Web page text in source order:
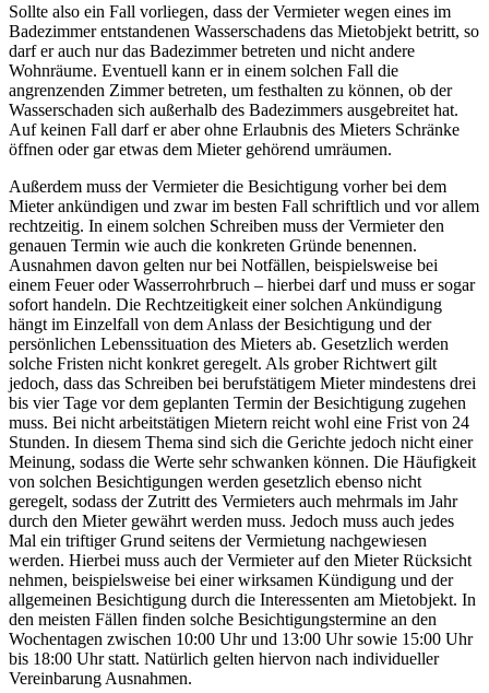
Sollte also ein Fall vorliegen, dass der Vermieter wegen eines im
Badezimmer entstandenen Wasserschadens das Mietobjekt betritt, so
darf er auch nur das Badezimmer betreten und nicht andere
Wohnräume. Eventuell kann er in einem solchen Fall die
angrenzenden Zimmer betreten, um festhalten zu können, ob der
Wasserschaden sich außerhalb des Badezimmers ausgebreitet hat.
Auf keinen Fall darf er aber ohne Erlaubnis des Mieters Schränke
öffnen oder gar etwas dem Mieter gehörend umräumen.
Außerdem muss der Vermieter die Besichtigung vorher bei dem
Mieter ankündigen und zwar im besten Fall schriftlich und vor allem
rechtzeitig. In einem solchen Schreiben muss der Vermieter den
genauen Termin wie auch die konkreten Gründe benennen.
Ausnahmen davon gelten nur bei Notfällen, beispielsweise bei
einem Feuer oder Wasserrohrbruch – hierbei darf und muss er sogar
sofort handeln. Die Rechtzeitigkeit einer solchen Ankündigung
hängt im Einzelfall von dem Anlass der Besichtigung und der
persönlichen Lebenssituation des Mieters ab. Gesetzlich werden
solche Fristen nicht konkret geregelt. Als grober Richtwert gilt
jedoch, dass das Schreiben bei berufstätigem Mieter mindestens drei
bis vier Tage vor dem geplanten Termin der Besichtigung zugehen
muss. Bei nicht arbeitstätigen Mietern reicht wohl eine Frist von 24
Stunden. In diesem Thema sind sich die Gerichte jedoch nicht einer
Meinung, sodass die Werte sehr schwanken können. Die Häufigkeit
von solchen Besichtigungen werden gesetzlich ebenso nicht
geregelt, sodass der Zutritt des Vermieters auch mehrmals im Jahr
durch den Mieter gewährt werden muss. Jedoch muss auch jedes
Mal ein triftiger Grund seitens der Vermietung nachgewiesen
werden. Hierbei muss auch der Vermieter auf den Mieter Rücksicht
nehmen, beispielsweise bei einer wirksamen Kündigung und der
allgemeinen Besichtigung durch die Interessenten am Mietobjekt. In
den meisten Fällen finden solche Besichtigungstermine an den
Wochentagen zwischen 10:00 Uhr und 13:00 Uhr sowie 15:00 Uhr
bis 18:00 Uhr statt. Natürlich gelten hiervon nach individueller
Vereinbarung Ausnahmen.